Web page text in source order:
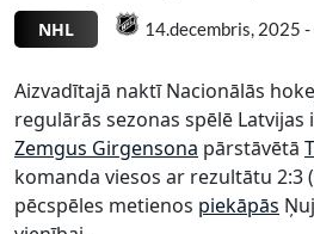
NHL 14.decembris, 2025 -
Aizvadītajā naktī Nacionālās
regulārās sezonas spēlē Latvijas
Zemgus Girgensona pārstāvētā
komanda viesos ar rezultātu 2:3
pēcspēles metienos piekāpās